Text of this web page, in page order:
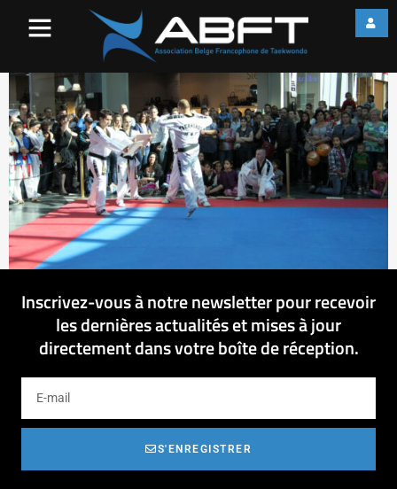
Inscrivez-vous à notre newsletter pour recevoir
les dernières actualités et mises à jour
directement dans votre boîte de réception.
S'ENREGISTRER